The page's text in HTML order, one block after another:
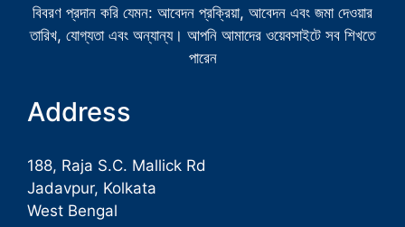
বিবরণ প্রদান করি যেমন: আবেদন প্রক্রিয়া, আবেদন এবং জমা দেওয়ার
তারিখ, যোগ্যতা এবং অন্যান্য। আপনি আমাদের ওয়েবসাইটে সব শিখতে
পারেন
Address
188, Raja S.C. Mallick Rd
Jadavpur, Kolkata
West Bengal